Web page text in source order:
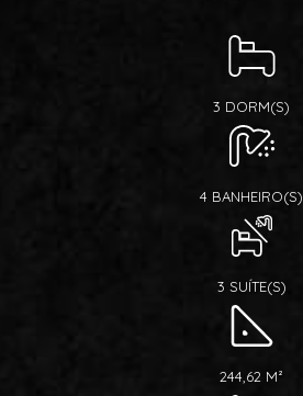
3 DORM(S)
4 BANHEIRO(S)
3 SUÍTE(S)
244,62 M²